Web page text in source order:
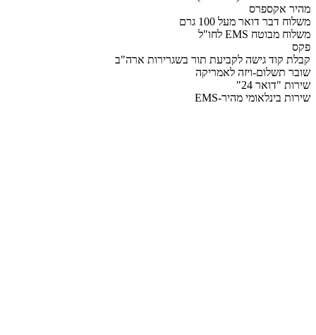
מהיר אקספרס
משלוח דבר דואר מעל 100 גרם
משלוח מבוטח EMS לחו"ל
פקס
קבלת קוד גישה לקביעת תור בשגרירות ארה"ב
שובר תשלום-ויזה לאמריקה
שירות "דואר 24"
שירות בינלאומי מהיר-EMS